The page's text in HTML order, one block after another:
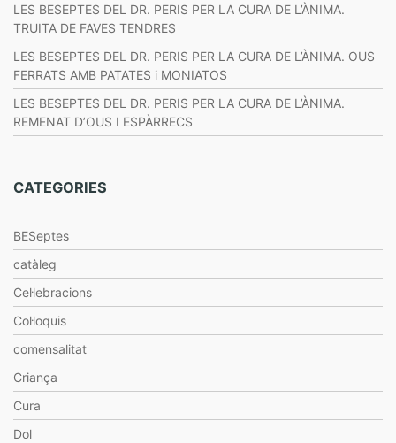
LES BESEPTES DEL DR. PERIS PER LA CURA DE L’ÀNIMA.
TRUITA DE FAVES TENDRES
LES BESEPTES DEL DR. PERIS PER LA CURA DE L’ÀNIMA. OUS
FERRATS AMB PATATES i MONIATOS
LES BESEPTES DEL DR. PERIS PER LA CURA DE L’ÀNIMA.
REMENAT D’OUS I ESPÀRRECS
CATEGORIES
BESeptes
catàleg
Cel·lebracions
Col·loquis
comensalitat
Criança
Cura
Dol